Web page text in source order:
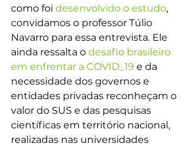
como foi desenvolvido o estudo,
convidamos o professor Túlio
Navarro para essa entrevista. Ele
ainda ressalta o desafio brasileiro
em enfrentar a COVID_19 e da
necessidade dos governos e
entidades privadas reconheçam o
valor do SUS e das pesquisas
científicas em território nacional,
realizadas nas universidades